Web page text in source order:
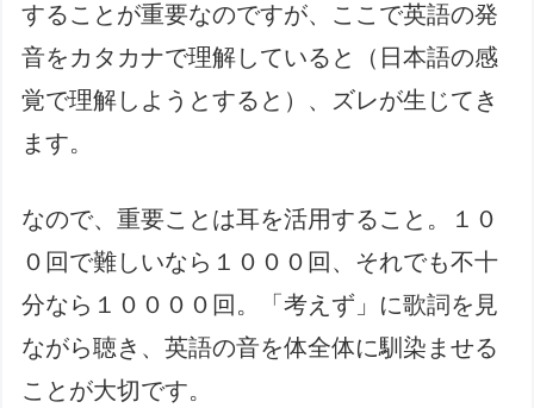
することが重要なのですが、ここで英語の発
音をカタカナで理解していると（日本語の感
覚で理解しようとすると）、ズレが生じてき
ます。
なので、重要ことは耳を活用すること。１０
０回で難しいなら１０００回、それでも不十
分なら１００００回。「考えず」に歌詞を見
ながら聴き、英語の音を体全体に馴染ませる
ことが大切です。